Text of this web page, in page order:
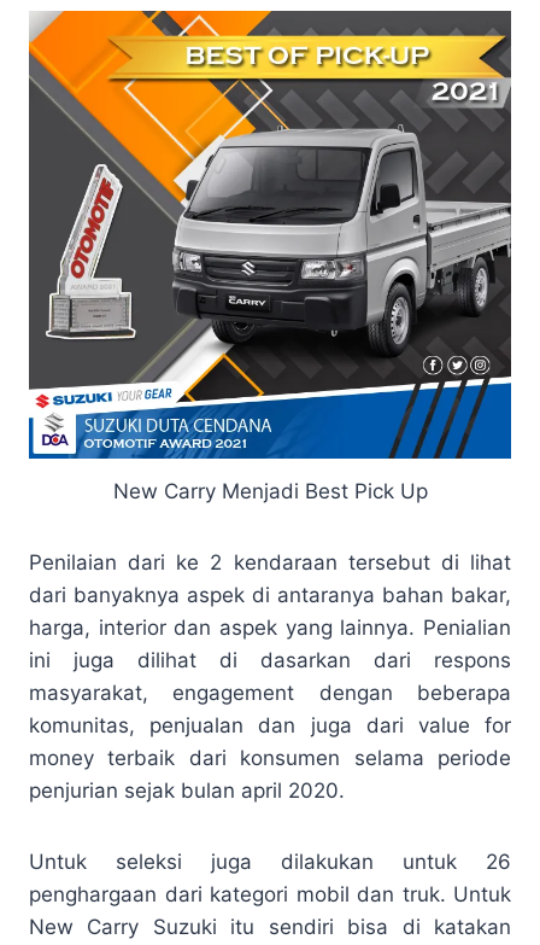
New Carry Menjadi Best Pick Up
Penilaian dari ke 2 kendaraan tersebut di lihat
dari banyaknya aspek di antaranya bahan bakar,
harga, interior dan aspek yang lainnya. Penialian
ini juga dilihat di dasarkan dari respons
masyarakat, engagement dengan beberapa
komunitas, penjualan dan juga dari value for
money terbaik dari konsumen selama periode
penjurian sejak bulan april 2020.
Untuk seleksi juga dilakukan untuk 26
penghargaan dari kategori mobil dan truk. Untuk
New Carry Suzuki itu sendiri bisa di katakan